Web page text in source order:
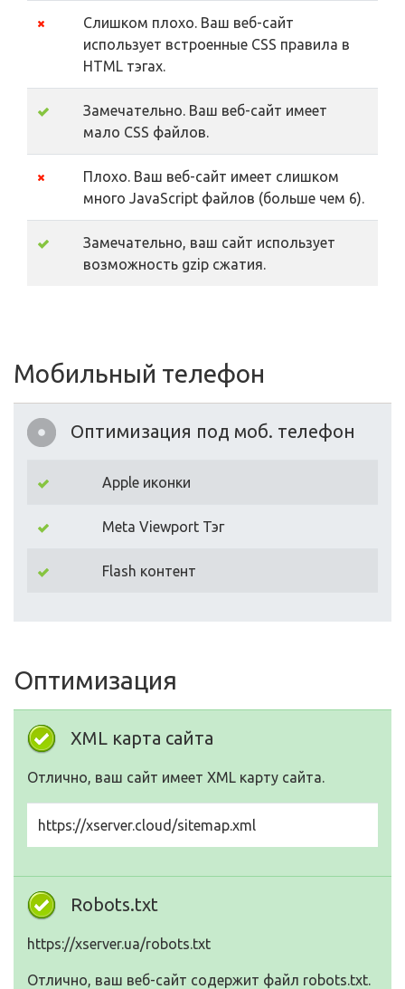
Слишком плохо. Ваш веб-сайт
использует встроенные CSS правила в
HTML тэгах.
Замечательно. Ваш веб-сайт имеет
мало CSS файлов.
Плохо. Ваш веб-сайт имеет слишком
много JavaScript файлов (больше чем 6).
Замечательно, ваш сайт использует
возможность gzip сжатия.
Мобильный телефон
Оптимизация под моб. телефон
Apple иконки
Meta Viewport Тэг
Flash контент
Оптимизация
XML карта сайта
Отлично, ваш сайт имеет XML карту сайта.
https://xserver.cloud/sitemap.xml
Robots.txt
https://xserver.ua/robots.txt
Отлично, ваш веб-сайт содержит файл robots.txt.